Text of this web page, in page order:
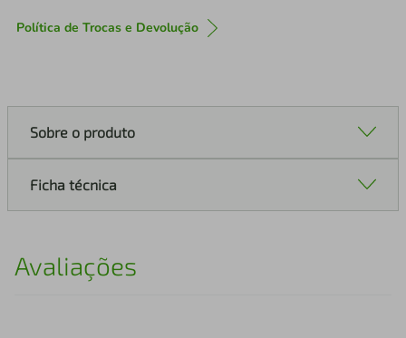
Política de Trocas e Devolução
Sobre o produto
Ficha técnica
Avaliações